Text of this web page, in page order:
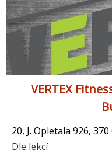
VERTEX
20, J. Opletala 926,
Dle lekcí